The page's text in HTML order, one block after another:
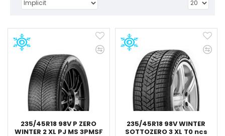
235/45R18 98V P ZERO
WINTER 2 XL PJ MS 3PMSF
235/45R18 98V WINTER
SOTTOZERO 3 XL T0 ncs